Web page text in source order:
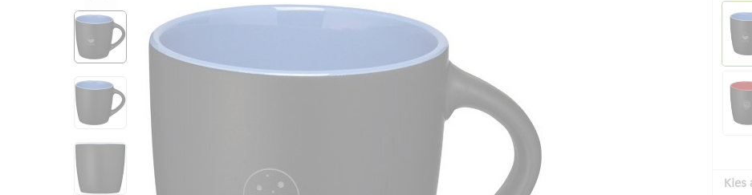
View larger image
View larger image
View larger image
Kies